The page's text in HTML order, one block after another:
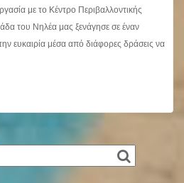
με το Κέντρο Περιβαλλοντικής
του Νηλέα μας ξενάγησε σε έναν
ευκαιρία μέσα από διάφορες δράσεις να